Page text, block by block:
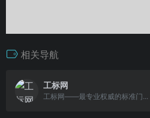
相关导航
工标网
工标网——最专业权威的标准门...